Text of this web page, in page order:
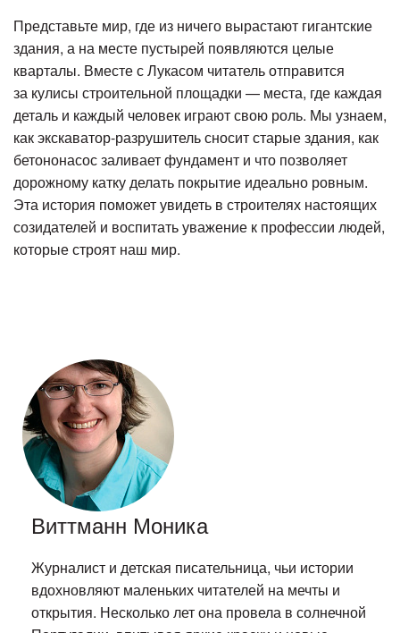
Представьте мир, где из ничего вырастают гигантские
здания, а на месте пустырей появляются целые
кварталы. Вместе с Лукасом читатель отправится
за кулисы строительной площадки — места, где каждая
деталь и каждый человек играют свою роль. Мы узнаем,
как экскаватор-разрушитель сносит старые здания, как
бетононасос заливает фундамент и что позволяет
дорожному катку делать покрытие идеально ровным.
Эта история поможет увидеть в строителях настоящих
созидателей и воспитать уважение к профессии людей,
которые строят наш мир.
Виттманн Моника
Журналист и детская писательница, чьи истории
вдохновляют маленьких читателей на мечты и
открытия. Несколько лет она провела в солнечной